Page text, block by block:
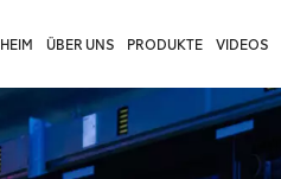
HEIM ÜBER UNS PRODUKTE VIDEOS